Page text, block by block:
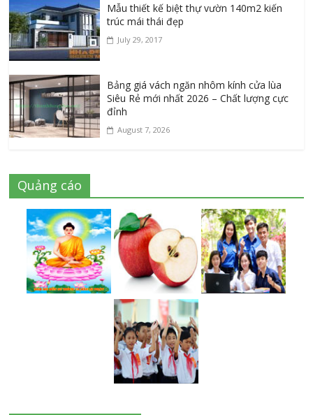
Mẫu thiết kế biệt thự vườn 140m2 kiến
trúc mái thái đẹp
July 29, 2017
Bảng giá vách ngăn nhôm kính cửa lùa
Siêu Rẻ mới nhất 2026 – Chất lượng cực
đỉnh
August 7, 2026
Quảng cáo